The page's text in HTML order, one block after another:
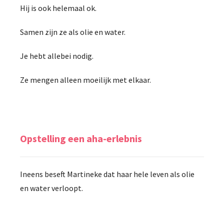
Hij is ook helemaal ok.
Samen zijn ze als olie en water.
Je hebt allebei nodig.
Ze mengen alleen moeilijk met elkaar.
Opstelling een aha-erlebnis
Ineens beseft Martineke dat haar hele leven als olie
en water verloopt.